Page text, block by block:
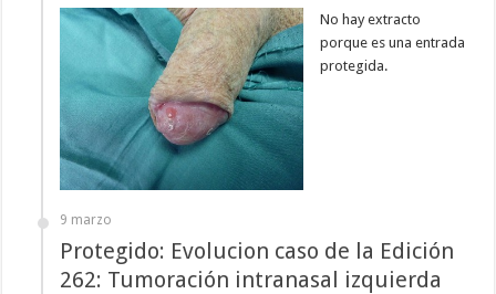
No hay extracto
porque es una entrada
protegida.
9 marzo
Protegido: Evolucion caso de la Edición
262: Tumoración intranasal izquierda